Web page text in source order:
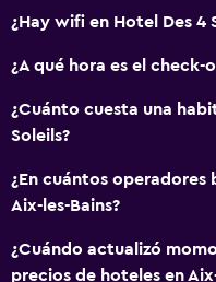
¿Hay wifi en Hotel Des 4
¿A qué hora es el check-
¿Cuánto cuesta una
Soleils?
¿En cuántos operadores
Aix-les-Bains?
¿Cuándo actualizó
precios de hoteles en